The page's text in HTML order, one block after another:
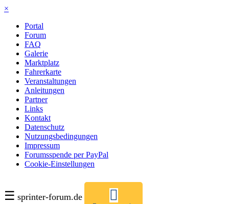
×
Portal
Forum
FAQ
Galerie
Marktplatz
Fahrerkarte
Veranstaltungen
Anleitungen
Partner
Links
Kontakt
Datenschutz
Nutzungsbedingungen
Impressum
Forumsspende per PayPal
Cookie-Einstellungen
☰ sprinter-forum.de